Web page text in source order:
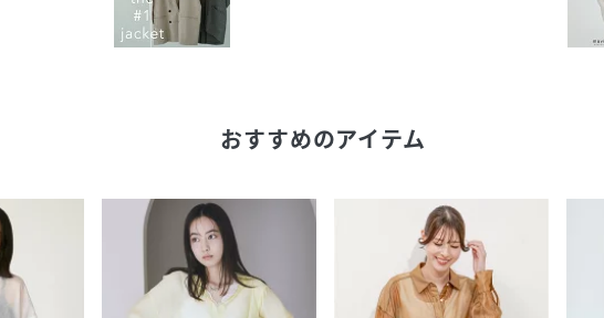
おすすめのアイテム